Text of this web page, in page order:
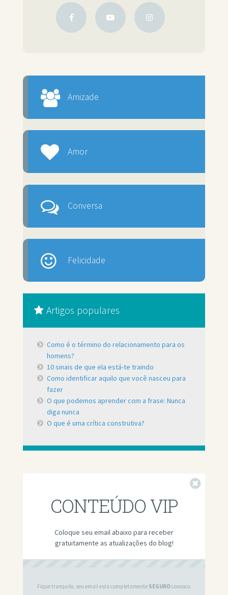
Amizade
Amor
Conversa
Felicidade
Artigos populares
Como é o término do relacionamento para os
homens?
10 sinais de que ela está-te traindo
Como identificar aquilo que você nasceu para
fazer
O que podemos aprender com a frase: Nunca
diga nunca
O que é uma crítica construtiva?
CONTEÚDO VIP
Coloque seu email abaixo para receber
gratuitamente as atualizações do blog!
Fique tranquilo, seu email está completamente SEGUROconosco.